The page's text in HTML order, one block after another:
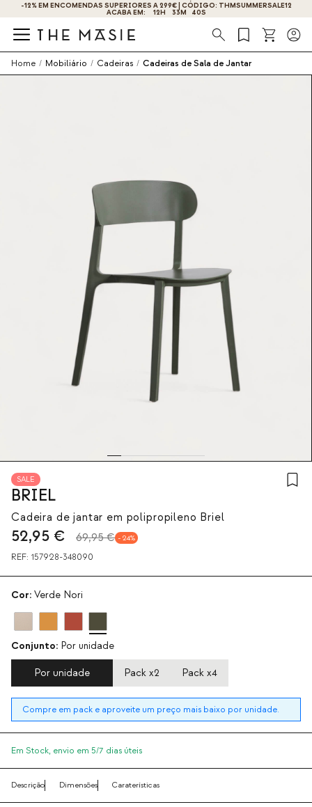
-12% EM ENCOMENDAS SUPERIORES A 299€ | CÓDIGO: THMSUMMERSALE12
ACABA EM: 12H 33M 40S
Procura
Home / Mobiliário / Cadeiras / Cadeiras de Sala de Jantar
SALE
BRIEL
Cadeira de jantar em polipropileno Briel
52,95 € 69,95 € 24
REF: 157928-348090
Cor: Verde Nori
Conjunto: Por unidade
Por unidade Pack x2 Pack x4
Compre em pack e aproveite um preço mais baixo por unidade.
Em Stock, envio em 5/7 dias úteis
Descrição Dimensões Caraterísticas